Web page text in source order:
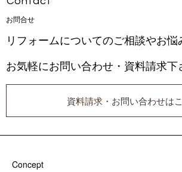
お 問 合 せ
リフォームについてのご相談やお悩
お気軽にお問い合わせ・資料請求下
資料請求・お問い合わせは
Concept